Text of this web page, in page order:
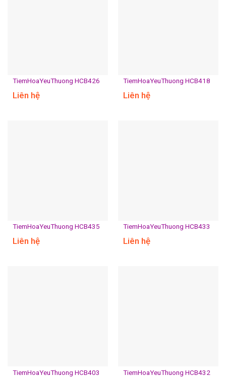
TiemHoaYeuThuong HCB426
Liên hệ
TiemHoaYeuThuong HCB418
Liên hệ
TiemHoaYeuThuong HCB435
Liên hệ
TiemHoaYeuThuong HCB433
Liên hệ
TiemHoaYeuThuong HCB403 TiemHoaYeuThuong HCB432